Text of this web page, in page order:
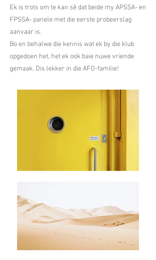
Ek is trots om te kan sê dat beide my APSSA- en
FPSSA- panele met die eerste probeerslag
aanvaar is.
Bo en behalwe die kennis wat ek by die klub
opgedoen het, het ek ook baie nuwe vriende
gemaak. Dis lekker in die AFO-familie!